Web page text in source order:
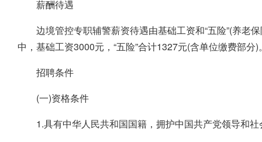
薪酬待遇
边境管控专职辅警薪资待遇由基础工资和“五险”(养老
中，基础工资3000元，“五险”合计1327元(含单位缴费部分)
招聘条件
(一)资格条件
1.具有中华人民共和国国籍，拥护中国共产党领导和